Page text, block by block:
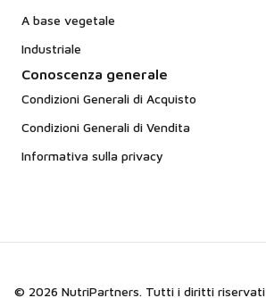
A base vegetale
Industriale
Conoscenza generale
Condizioni Generali di Acquisto
Condizioni Generali di Vendita
Informativa sulla privacy
© 2026 NutriPartners. Tutti i diritti riservati